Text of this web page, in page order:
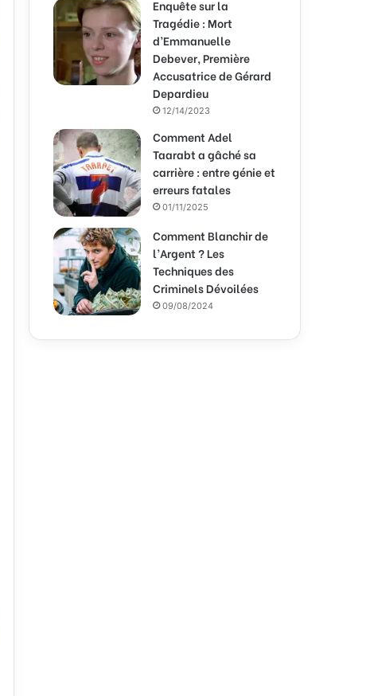
Enquête sur la
Tragédie : Mort
d’Emmanuelle
Debever, Première
Accusatrice de Gérard
Depardieu
12/14/2023
Comment Adel
Taarabt a gâché sa
carrière : entre génie et
erreurs fatales
01/11/2025
Comment Blanchir de
l’Argent ? Les
Techniques des
Criminels Dévoilées
09/08/2024